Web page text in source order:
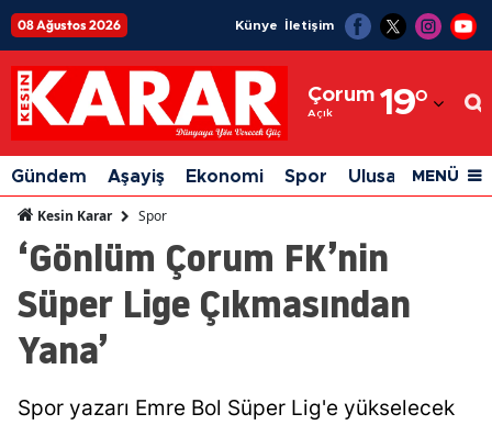
08 Ağustos 2026 Künye İletişim
Çorum
Açık 19°
Adıyaman
Afyonkarahisar
Ağrı
Amasya
Ankara
Gündem Aşayiş Ekonomi Spor Ulusal Siyaset
MENÜ
Kesin Karar Spor
‘Gönlüm Çorum FK’nin
Süper Lige Çıkmasından
Yana’
Spor yazarı Emre Bol Süper Lig'e yükselecek